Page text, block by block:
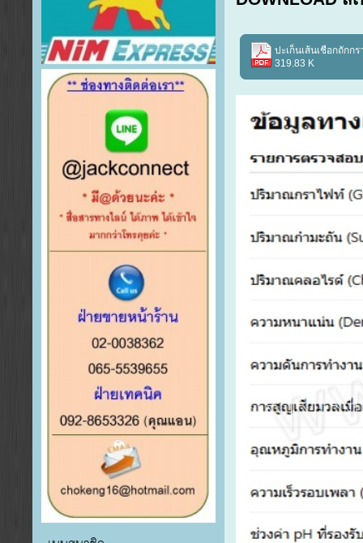
ปะเก็นเส้นเชือกถักก
319.83 K